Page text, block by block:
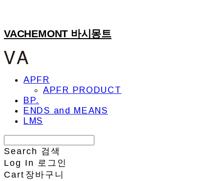
VACHEMONT 바시몽트
APFR
APFR PRODUCT
BP.
ENDS and MEANS
LMS
Search 검색
Log In
로그인
Cart 장바구니